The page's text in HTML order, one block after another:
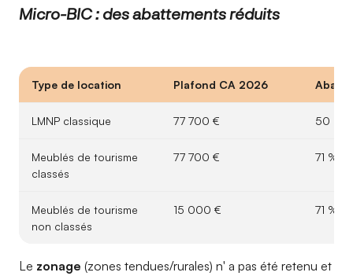
Micro-BIC : des abattements réduits
Type de location Plafond CA 2026
LMNP classique 77 700 € 50 %
Meublés de tourisme
classés
77 700 € 71 %
Meublés de tourisme
non classés
15 000 € 71 %
Le zonage (zones tendues/rurales) n' a pas été retenu et